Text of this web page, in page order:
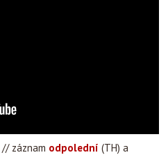
// záznam odpolední (TH) a